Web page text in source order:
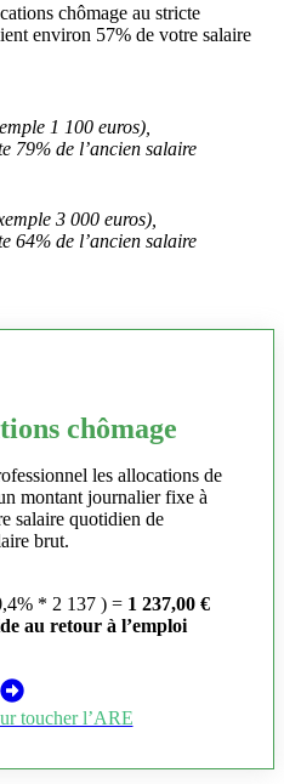
chômage au stricte
environ 57% de votre salaire
1 100 euros),
79% de l’ancien salaire
3 000 euros),
64% de l’ancien salaire
chômage
les allocations de
montant journalier fixe à
salaire quotidien de
brut.
* 2 137 ) = 1 237,00 €
au retour à l’emploi
toucher l’ARE